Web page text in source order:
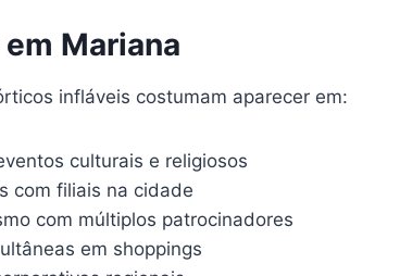
Mariana
infláveis costumam aparecer em:
culturais e religiosos
com filiais na cidade
com múltiplos patrocinadores
em shoppings